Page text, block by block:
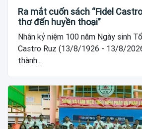
Ra mắt cuốn sách “Fidel
thơ đến huyền thoại”
Nhân kỷ niệm 100 năm Ngày sinh
Castro Ruz (13/8/1926 - 13/8/
thành...